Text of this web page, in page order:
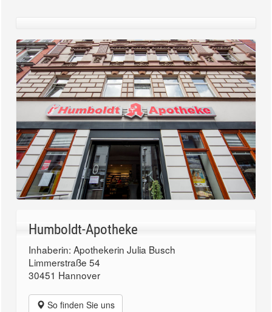
Humboldt-Apotheke
Inhaberin: Apothekerin Julia Busch
Limmerstraße 54
30451 Hannover
So finden Sie uns